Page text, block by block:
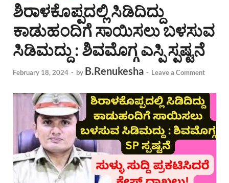
ಶಿರಾಳಕೊಪ್ಪದಲ್ಲಿ ಸಿಡಿದಿದ್ದು
ಕಾಡುಹಂದಿಗೆ ಸಾಯಿಸಲು ಬಳಸುವ
ಸಿಡಿಮದ್ದು : ಶಿವಮೊಗ್ಗ ಎಸ್ಪಿ ಸ್ಪಷ್ಟನೆ
February 18, 2024 - by B.Renukesha - Leave a Comment